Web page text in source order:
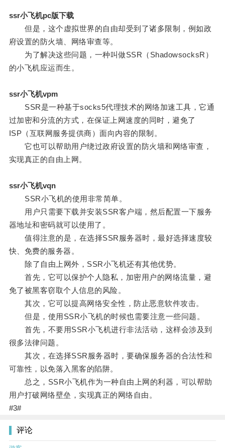
ssr小飞机pc版下载
但是，这个虚拟世界的自由却受到了诸多限制，例如政
府设置的防火墙、网络审查等。
为了解决这些问题，一种叫做SSR（ShadowsocksR）
的小飞机应运而生。
ssr小飞机vpm
SSR是一种基于socks5代理技术的网络加速工具，它通
过加密和分流的方式，在保证上网速度的同时，避免了
ISP（互联网服务提供商）面向内容的限制。
它也可以帮助用户绕过政府设置的防火墙和网络审查，
实现真正的自由上网。
ssr小飞机vqn
SSR小飞机的使用非常简单。
用户只需要下载并安装SSR客户端，然后配置一下服务
器地址和密码就可以使用了。
值得注意的是，在选择SSR服务器时，最好选择速度较
快、免费的服务器。
除了自由上网外，SSR小飞机还有其他优势。
首先，它可以保护个人隐私，加密用户的网络流量，避
免了被黑客窃取个人信息的风险。
其次，它可以提高网络安全性，防止恶意软件攻击。
但是，使用SSR小飞机的时候也需要注意一些问题。
首先，不要用SSR小飞机进行非法活动，这样会涉及到
很多法律问题。
其次，在选择SSR服务器时，要确保服务器的合法性和
可靠性，以免落入黑客的陷阱。
总之，SSR小飞机作为一种自由上网的利器，可以帮助
用户打破网络壁垒，实现真正的网络自由。
#3#
评论